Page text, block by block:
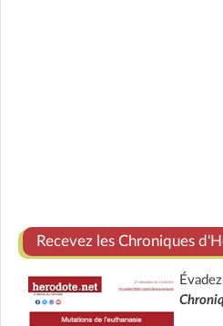
Recevez les Chroniques